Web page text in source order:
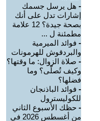
- هل يرسل جسمك
إشارات تدل على أنك
بصحة جيدة؟ 12 علامة
مطمئنة ل ...
- فوائد الميرمية
والبردقوش للهرمونات
- صلاة الزوال: ما وقتها؟
وكيف تُصلّى؟ وما
فضلها؟
- فوائد الباذنجان
للكوليسترول
- حظك الأسبوع الثاني
من أغسطس 2026 في